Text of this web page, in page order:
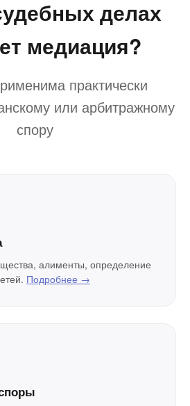
делах
медиация?
практически
или арбитражному
спору
алименты, определение
Подробнее →